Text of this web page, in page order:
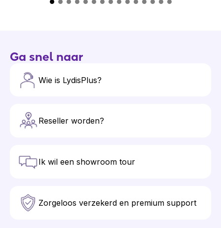
Ga snel naar
Wie is LydisPlus?
Reseller worden?
Ik wil een showroom tour
Zorgeloos verzekerd en premium support